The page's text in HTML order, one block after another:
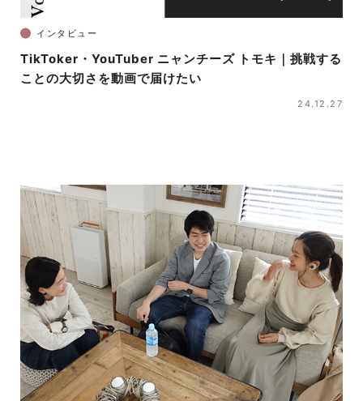
インタビュー
TikToker・YouTuber ニャンチーズ トモキ｜挑戦する
ことの大切さを動画で届けたい
24.12.27